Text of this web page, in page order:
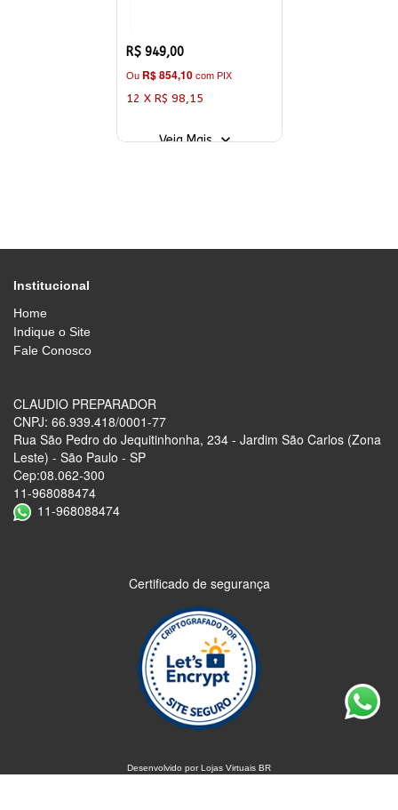
R$ 949,00
Ou R$ 854,10com PIX
12 X R$ 98,15
Veja Mais
Institucional
Home
Indique o Site
Fale Conosco
CLAUDIO PREPARADOR
CNPJ: 66.939.418/0001-77
Rua São Pedro do Jequitinhonha, 234 - Jardim São Carlos (Zona
Leste) - São Paulo - SP
Cep:08.062-300
11-968088474
11-968088474
Certificado de segurança
Desenvolvido porLojas Virtuais BR